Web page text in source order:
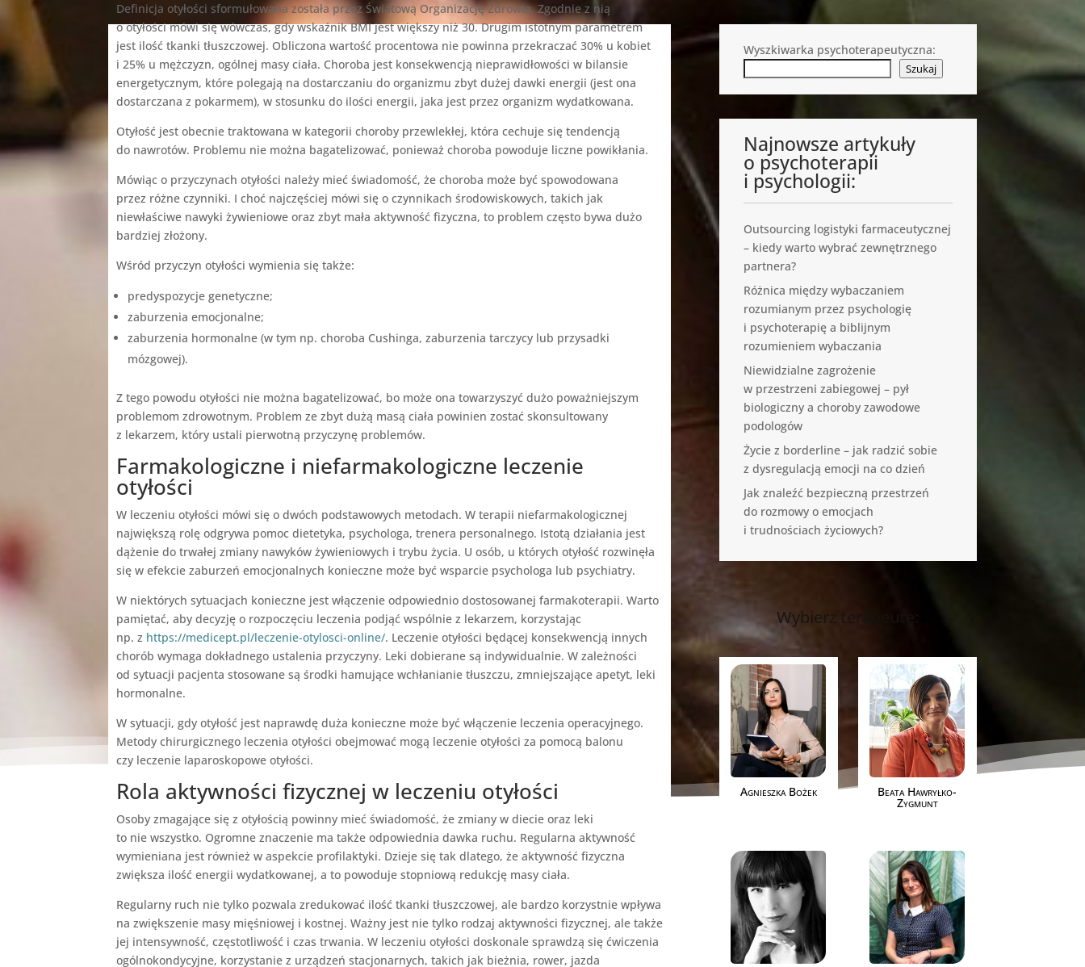
Definicja otyłości sformułowana została przez Światową Organizację Zdrowia. Zgodnie z nią
o otyłości mówi się wówczas, gdy wskaźnik BMI jest większy niż 30. Drugim istotnym parametrem
jest ilość tkanki tłuszczowej. Obliczona wartość procentowa nie powinna przekraczać 30% u kobiet
i 25% u mężczyzn, ogólnej masy ciała. Choroba jest konsekwencją nieprawidłowości w bilansie
energetycznym, które polegają na dostarczaniu do organizmu zbyt dużej dawki energii (jest ona
dostarczana z pokarmem), w stosunku do ilości energii, jaka jest przez organizm wydatkowana.
Otyłość jest obecnie traktowana w kategorii choroby przewlekłej, która cechuje się tendencją
do nawrotów. Problemu nie można bagatelizować, ponieważ choroba powoduje liczne powikłania.
Mówiąc o przyczynach otyłości należy mieć świadomość, że choroba może być spowodowana
przez różne czynniki. I choć najczęściej mówi się o czynnikach środowiskowych, takich jak
niewłaściwe nawyki żywieniowe oraz zbyt mała aktywność fizyczna, to problem często bywa dużo
bardziej złożony.
Wśród przyczyn otyłości wymienia się także:
predyspozycje genetyczne;
zaburzenia emocjonalne;
zaburzenia hormonalne (w tym np. choroba Cushinga, zaburzenia tarczycy lub przysadki
mózgowej).
Z tego powodu otyłości nie można bagatelizować, bo może ona towarzyszyć dużo poważniejszym
problemom zdrowotnym. Problem ze zbyt dużą masą ciała powinien zostać skonsultowany
z lekarzem, który ustali pierwotną przyczynę problemów.
Farmakologiczne i niefarmakologiczne leczenie
otyłości
W leczeniu otyłości mówi się o dwóch podstawowych metodach. W terapii niefarmakologicznej
największą rolę odgrywa pomoc dietetyka, psychologa, trenera personalnego. Istotą działania jest
dążenie do trwałej zmiany nawyków żywieniowych i trybu życia. U osób, u których otyłość rozwinęła
się w efekcie zaburzeń emocjonalnych konieczne może być wsparcie psychologa lub psychiatry.
W niektórych sytuacjach konieczne jest włączenie odpowiednio dostosowanej farmakoterapii. Warto
pamiętać, aby decyzję o rozpoczęciu leczenia podjąć wspólnie z lekarzem, korzystając
np. z https://medicept.pl/leczenie-otylosci-online/. Leczenie otyłości będącej konsekwencją innych
chorób wymaga dokładnego ustalenia przyczyny. Leki dobierane są indywidualnie. W zależności
od sytuacji pacjenta stosowane są środki hamujące wchłanianie tłuszczu, zmniejszające apetyt, leki
hormonalne.
W sytuacji, gdy otyłość jest naprawdę duża konieczne może być włączenie leczenia operacyjnego.
Metody chirurgicznego leczenia otyłości obejmować mogą leczenie otyłości za pomocą balonu
czy leczenie laparoskopowe otyłości.
Rola aktywności fizycznej w leczeniu otyłości
Osoby zmagające się z otyłością powinny mieć świadomość, że zmiany w diecie oraz leki
to nie wszystko. Ogromne znaczenie ma także odpowiednia dawka ruchu. Regularna aktywność
wymieniana jest również w aspekcie profilaktyki. Dzieje się tak dlatego, że aktywność fizyczna
zwiększa ilość energii wydatkowanej, a to powoduje stopniową redukcję masy ciała.
Regularny ruch nie tylko pozwala zredukować ilość tkanki tłuszczowej, ale bardzo korzystnie wpływa
na zwiększenie masy mięśniowej i kostnej. Ważny jest nie tylko rodzaj aktywności fizycznej, ale także
jej intensywność, częstotliwość i czas trwania. W leczeniu otyłości doskonale sprawdzą się ćwiczenia
ogólnokondycyjne, korzystanie z urządzeń stacjonarnych, takich jak bieżnia, rower, jazda
Wyszkiwarka psychoterapeutyczna:
Szukaj
Najnowsze artykuły
o psychoterapii
i psychologii:
Outsourcing logistyki farmaceutycznej
– kiedy warto wybrać zewnętrznego
partnera?
Różnica między wybaczaniem
rozumianym przez psychologię
i psychoterapię a biblijnym
rozumieniem wybaczania
Niewidzialne zagrożenie
w przestrzeni zabiegowej – pył
biologiczny a choroby zawodowe
podologów
Życie z borderline – jak radzić sobie
z dysregulacją emocji na co dzień
Jak znaleźć bezpieczną przestrzeń
do rozmowy o emocjach
i trudnościach życiowych?
Wybierz terapeutę:
Agnieszka Bożek Beata Hawryłko-
Zygmunt